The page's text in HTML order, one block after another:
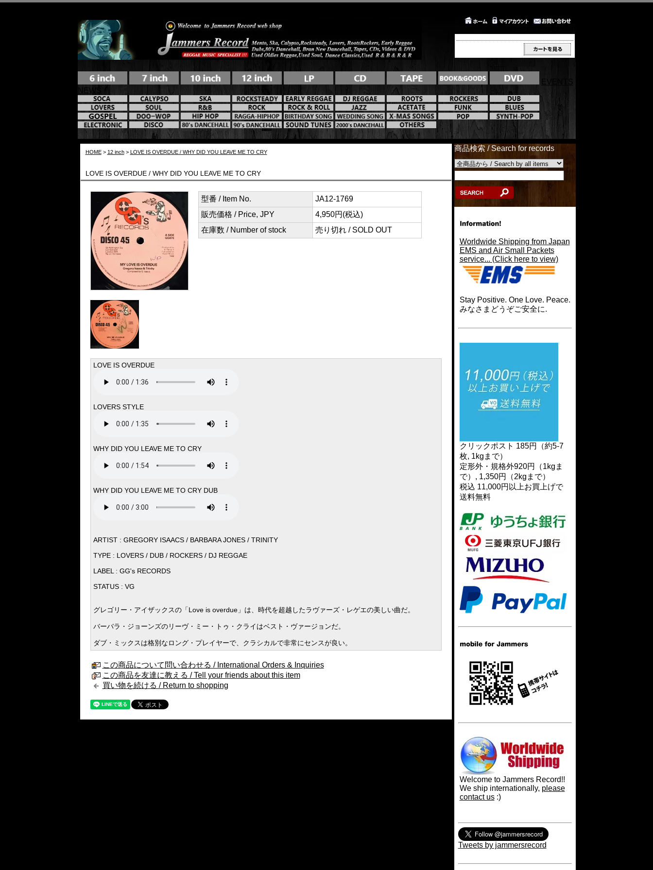
EVENTS
NEWS
HOME> 12 inch> LOVE IS OVERDUE / WHY DID YOU LEAVE ME TO CRY
LOVE IS OVERDUE / WHY DID YOU LEAVE ME TO CRY
型番 / Item No.
JA12-1769
販売価格 / Price, JPY
4,950円(税込)
在庫数 / Number of stock
売り切れ / SOLD OUT
LOVE IS OVERDUE
LOVERS STYLE
WHY DID YOU LEAVE ME TO CRY
WHY DID YOU LEAVE ME TO CRY DUB
ARTIST : GREGORY ISAACS / BARBARA JONES / TRINITY
TYPE : LOVERS / DUB / ROCKERS / DJ REGGAE
LABEL : GG's RECORDS
STATUS : VG
グレゴリー・アイザックスの「Love is overdue」は、時代を超越したラヴァーズ・レゲエの美しい曲だ。
バーバラ・ジョーンズのリーヴ・ミー・トゥ・クライはベスト・ヴァージョンだ。
ダブ・ミックスは格別なロング・プレイヤーで、クラシカルで非常にセンスが良い。
この商品について問い合わせる / International Orders & Inquiries
この商品を友達に教える / Tell your friends about this item
買い物を続ける / Return to shopping
商品検索 / Search for records
Worldwide Shipping from Japan
EMS and Air Small Packets
service... (Click here to view)
Stay Positive. One Love. Peace.
みなさまどうぞご安全に.
クリックポスト 185円（約5-7
枚, 1kgまで）
定形外・規格外920円（1kgま
で）, 1,350円（2kgまで）
税込 11,000円以上お買上げで
送料無料
Welcome to Jammers Record!!
We ship internationally, please
contact us:)
Tweets by jammersrecord